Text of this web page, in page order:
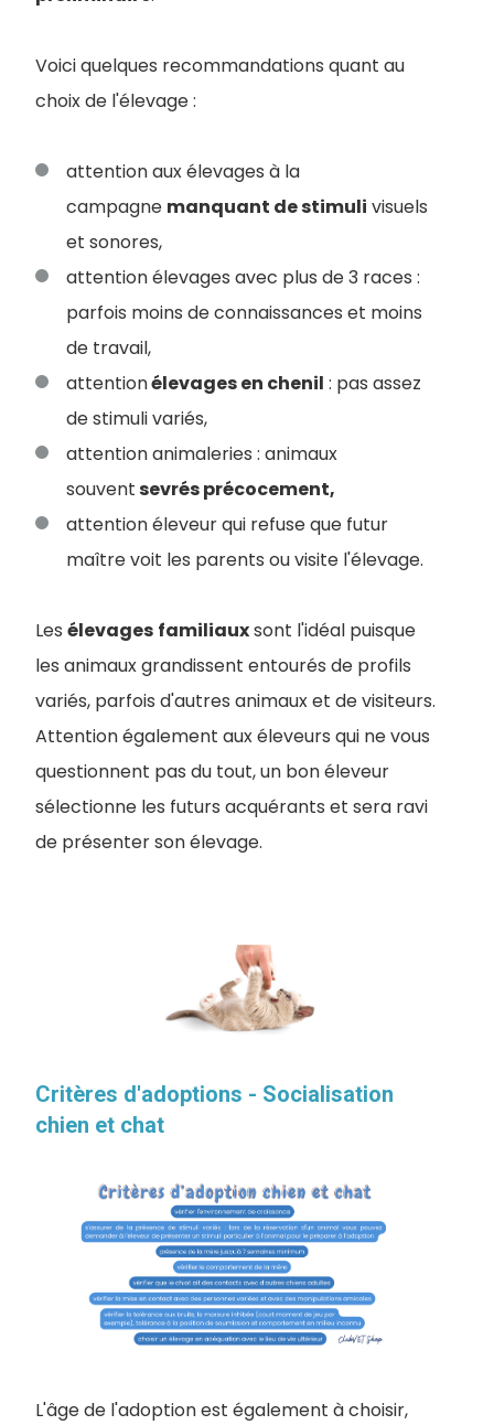
Voici quelques recommandations quant au
choix de l'élevage :
attention aux élevages à la
campagne manquant de stimuli visuels
et sonores,
attention élevages avec plus de 3 races :
parfois moins de connaissances et moins
de travail,
attentionélevages en chenil : pas assez
de stimuli variés,
attention animaleries : animaux
souventsevrés précocement,
attention éleveur qui refuse que futur
maître voit les parents ou visite l'élevage.
Les élevages familiauxsont l'idéal puisque
les animaux grandissent entourés de profils
variés, parfois d'autres animaux et de visiteurs.
Attention également aux éleveurs qui ne vous
questionnent pas du tout, un bon éleveur
sélectionne les futurs acquérants et sera ravi
de présenter son élevage.
Critères d'adoptions - Socialisation
chien et chat
L'âge de l'adoption est également à choisir,